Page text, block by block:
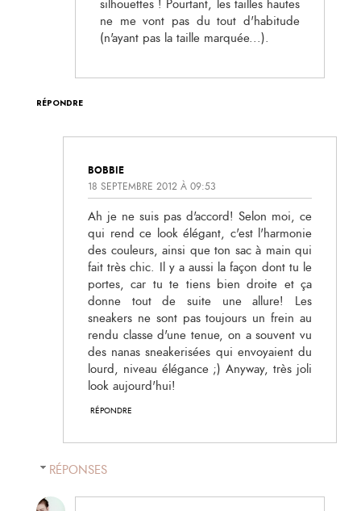
silhouettes ! Pourtant, les tailles hautes
ne me vont pas du tout d'habitude
(n'ayant pas la taille marquée...).
RÉPONDRE
BOBBIE
18 SEPTEMBRE 2012 À 09:53
Ah je ne suis pas d'accord! Selon moi, ce
qui rend ce look élégant, c'est l'harmonie
des couleurs, ainsi que ton sac à main qui
fait très chic. Il y a aussi la façon dont tu le
portes, car tu te tiens bien droite et ça
donne tout de suite une allure! Les
sneakers ne sont pas toujours un frein au
rendu classe d'une tenue, on a souvent vu
des nanas sneakerisées qui envoyaient du
lourd, niveau élégance ;) Anyway, très joli
look aujourd'hui!
RÉPONDRE
RÉPONSES